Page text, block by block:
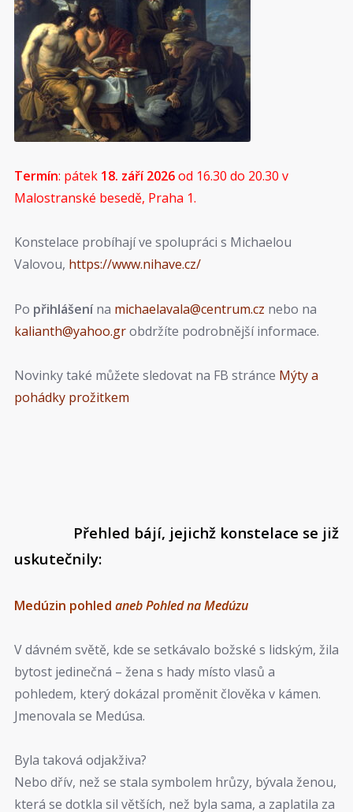
Termín: pátek 18. září 2026od 16.30 do 20.30 v
Malostranské besedě, Praha 1.
Konstelace probíhají ve spolupráci s Michaelou
Valovou, https://www.nihave.cz/
Po přihlášenína michaelavala@centrum.cz nebo na
kalianth@yahoo.grobdržíte podrobnější informace.
Novinky také můžete sledovat na FB stránce Mýty a
pohádky prožitkem
Přehled bájí, jejichž konstelace se již
uskutečnily:
Medúzin pohled aneb Pohled na Medúzu
V dávném světě, kde se setkávalo božské s lidským, žila
bytost jedinečná – žena s hady místo vlasů a
pohledem, který dokázal proměnit člověka v kámen.
Jmenovala se Medúsa.
Byla taková odjakživa?
Nebo dřív, než se stala symbolem hrůzy, bývala ženou,
která se dotkla sil větších, než byla sama, a zaplatila za